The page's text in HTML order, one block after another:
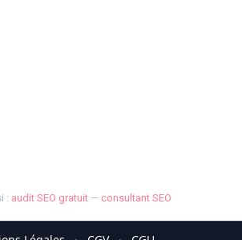
: audit SEO gratuit — consultant SEO